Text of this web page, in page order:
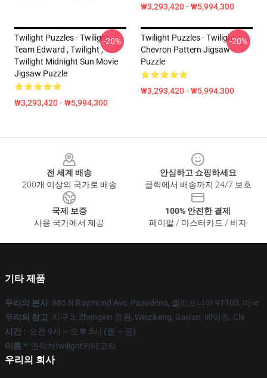
₩3,293,420 - ₩5,994,300
Twilight Puzzles - Twilight
Team Edward , Twilight ,
Twilight Midnight Sun Movie
Jigsaw Puzzle
₩3,293,420 - ₩5,994,300
-20%
Twilight Puzzles - Twilight
Chevron Pattern Jigsaw
Puzzle
₩3,293,420 - ₩5,994,300
-20%
전 세계 배송
200개 이상의 국가로 배송
안심하고 쇼핑하세요
클릭에서 배송까지 24/7 보호
국제 보증
사용 국가에서 제공
100% 안전한 결제
페이팔 / 마스터카드 / 비자
기타 제품
우리의 본사: 885 N Raymond Ave, Pasadena, 캘리포니아 91103, 미국
우리의 창고: 지구 3, Zhengxin 정원, Weizikeng, Gao'an, 베이징, CN
시간 :: 오전 9시 ~ 오후 5시 (월 ~ 금)
이름 *: 연락처twilight카테고리
우리의 회사